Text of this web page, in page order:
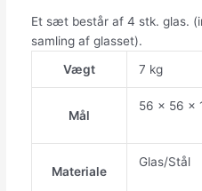
Et sæt består af 4 stk. glas.
samling af glasset).
Vægt
7 kg
Mål
56 x 56 x
Materiale
Glas/Stål